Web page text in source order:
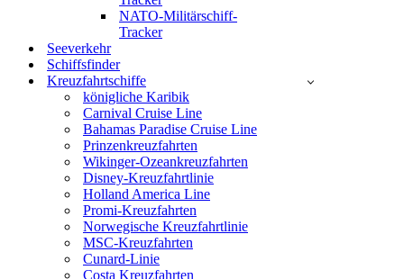
NATO-Militärschiff-
Tracker
Seeverkehr
Schiffsfinder
Kreuzfahrtschiffe
königliche Karibik
Carnival Cruise Line
Bahamas Paradise Cruise Line
Prinzenkreuzfahrten
Wikinger-Ozeankreuzfahrten
Disney-Kreuzfahrtlinie
Holland America Line
Promi-Kreuzfahrten
Norwegische Kreuzfahrtlinie
MSC-Kreuzfahrten
Cunard-Linie
Costa Kreuzfahrten